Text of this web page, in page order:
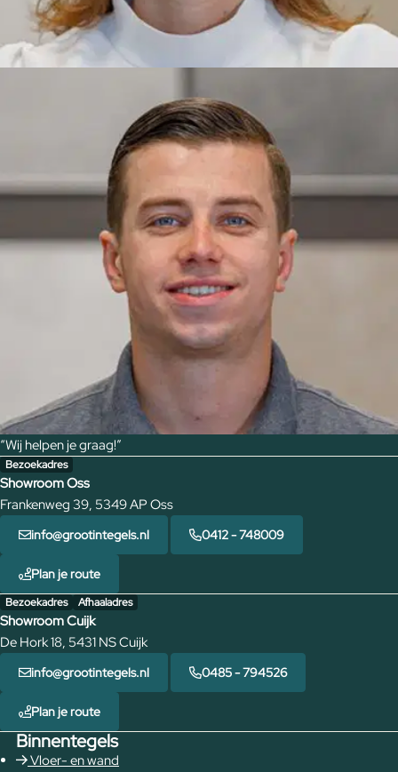
“Wij helpen je graag!”
Bezoekadres
Showroom Oss
Frankenweg 39, 5349 AP Oss
info@grootintegels.nl 0412 - 748009
Plan je route
Bezoekadres Afhaaladres
Showroom Cuijk
De Hork 18, 5431 NS Cuijk
info@grootintegels.nl 0485 - 794526
Plan je route
Binnentegels
Vloer- en wand